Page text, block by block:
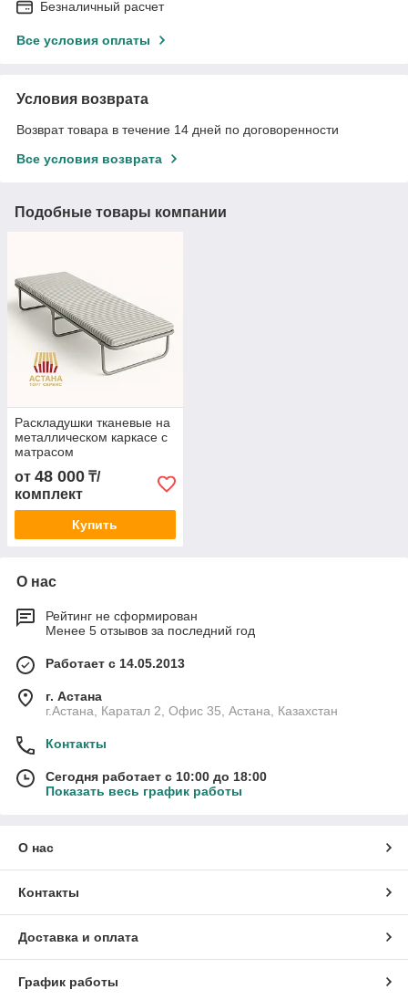
Безналичный расчет
Все условия оплаты
Условия возврата
Возврат товара в течение 14 дней по договоренности
Все условия возврата
Подобные товары компании
Раскладушки тканевые на
металлическом каркасе с
матрасом
от 48 000 ₸/
комплект
Купить
О нас
Рейтинг не сформирован
Менее 5 отзывов за последний год
Работает с 14.05.2013
г. Астана
г.Астана, Каратал 2, Офис 35, Астана, Казахстан
Контакты
Сегодня работает с 10:00 до 18:00
Показать весь график работы
О нас
Контакты
Доставка и оплата
График работы